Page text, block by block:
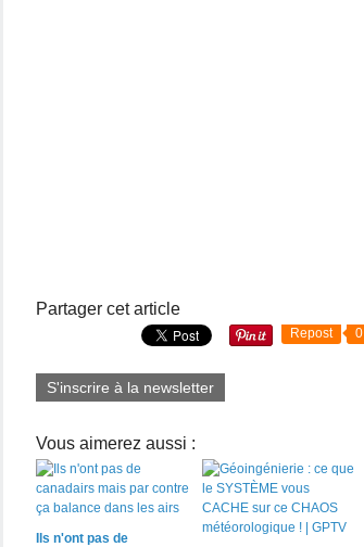
Partager cet article
Repost 0
S'inscrire à la newsletter
Vous aimerez aussi :
Ils n'ont pas de